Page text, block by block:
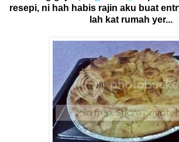
resepi, ni hah habis rajin aku buat
lah kat rumah yer...